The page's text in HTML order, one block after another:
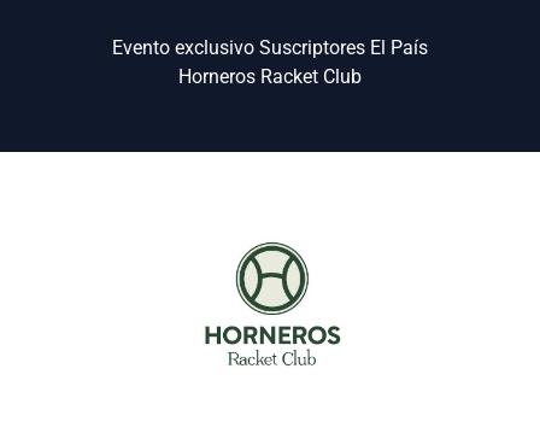
Evento exclusivo Suscriptores El País
Horneros Racket Club